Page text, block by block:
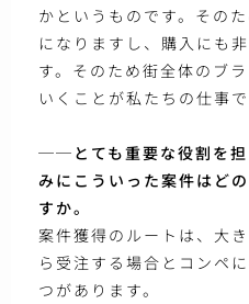
かというものです。その
になりますし、購入にも
す。そのため街全体のブ
いくことが私たちの仕事で
──とても重要な役割を担
みにこういった案件はど
すか。
案件獲得のルートは、大
ら受注する場合とコンペ
つがあります。